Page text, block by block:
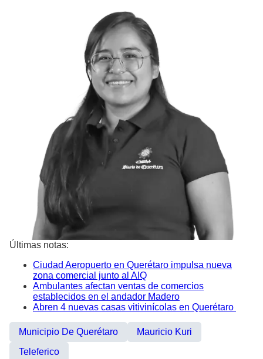
Últimas notas:
Ciudad Aeropuerto en Querétaro impulsa nueva
zona comercial junto al AIQ
Ambulantes afectan ventas de comercios
establecidos en el andador Madero
Abren 4 nuevas casas vitivinícolas en Querétaro
Municipio De Querétaro
Mauricio Kuri
Teleferico